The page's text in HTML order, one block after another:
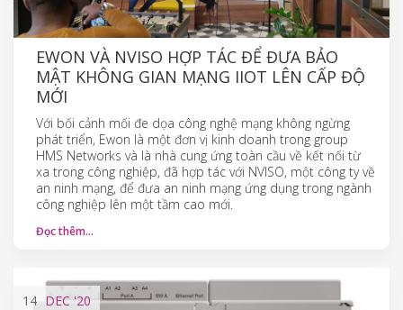
EWON VÀ NVISO HỢP TÁC ĐỂ ĐƯA BẢO
MẬT KHÔNG GIAN MẠNG IIOT LÊN CẤP ĐỘ
MỚI
Với bối cảnh mối đe dọa công nghệ mạng không ngừng
phát triển, Ewon là một đơn vị kinh doanh trong group
HMS Networks và là nhà cung ứng toàn cầu về kết nối từ
xa trong công nghiệp, đã hợp tác với NVISO, một công ty về
an ninh mạng, để đưa an ninh mạng ứng dụng trong ngành
công nghiệp lên một tầm cao mới.
Đọc thêm…
14 DEC '20